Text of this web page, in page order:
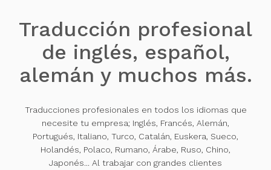
Traducción profesional
de inglés, español,
alemán y muchos más.
Traducciones profesionales en todos los idiomas que
necesite tu empresa; Inglés, Francés, Alemán,
Portugués, Italiano, Turco, Catalán, Euskera, Sueco,
Holandés, Polaco, Rumano, Árabe, Ruso, Chino,
Japonés... Al trabajar con grandes clientes